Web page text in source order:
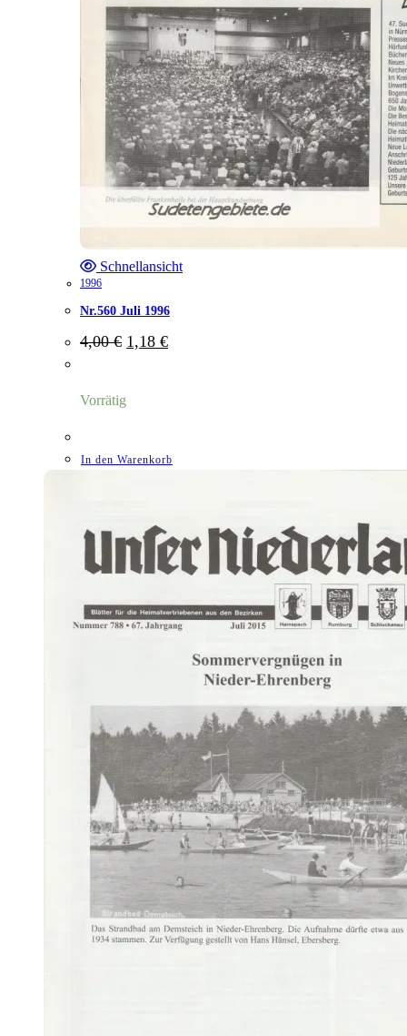
Schnellansicht
1996
Nr.560 Juli 1996
4,00€ Ursprünglicher
Preis
1,18 €Aktueller
Preis
Vorrätig
In den Warenkorb